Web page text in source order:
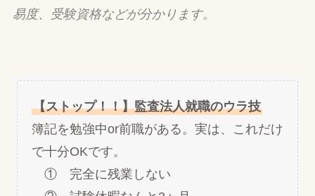
易度、受験資格などが分かります。
【ストップ！！】監査法人就職のウラ技
簿記を勉強中or前職がある。実は、これだけ
で十分OKです。
① 完全に残業しない